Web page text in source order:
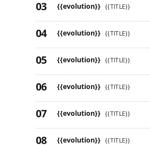
{{evolution}} {{TITLE}}
{{evolution}} {{TITLE}}
{{evolution}} {{TITLE}}
{{evolution}} {{TITLE}}
{{evolution}} {{TITLE}}
{{evolution}} {{TITLE}}